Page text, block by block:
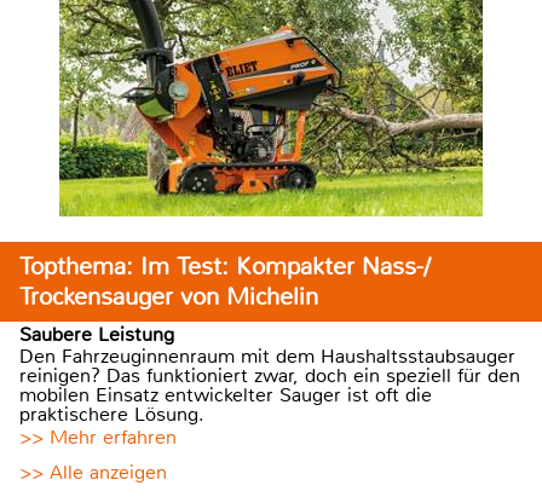
Topthema: Im Test: Kompakter Nass-/
Trockensauger von Michelin
Saubere Leistung
Den Fahrzeuginnenraum mit dem Haushaltsstaubsauger
reinigen? Das funktioniert zwar, doch ein speziell für den
mobilen Einsatz entwickelter Sauger ist oft die
praktischere Lösung.
>> Mehr erfahren
>> Alle anzeigen